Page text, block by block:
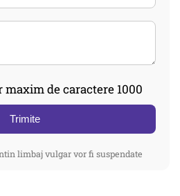
maxim de caractere 1000
Trimite
limbaj vulgar vor fi suspendate